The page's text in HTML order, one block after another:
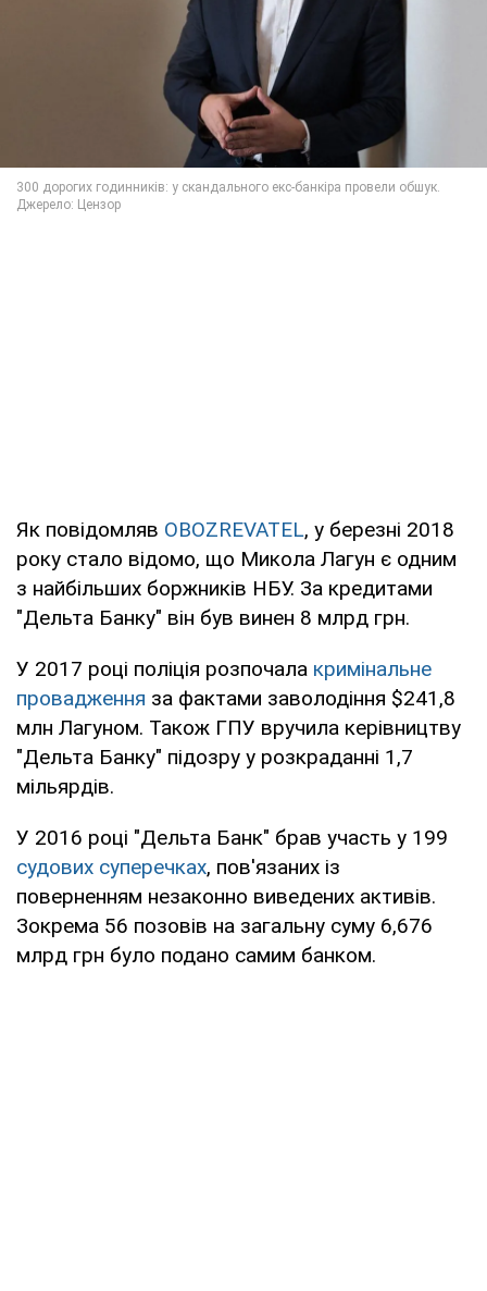
Як повідомляв OBOZREVATEL, у березні 2018
року стало відомо, що Микола Лагун є одним
з найбільших боржників НБУ. За кредитами
"Дельта Банку" він був винен 8 млрд грн.
У 2017 році поліція розпочала кримінальне
провадження за фактами заволодіння $241,8
млн Лагуном. Також ГПУ вручила керівництву
"Дельта Банку" підозру у розкраданні 1,7
мільярдів.
У 2016 році "Дельта Банк" брав участь у 199
судових суперечках, пов'язаних із
поверненням незаконно виведених активів.
Зокрема 56 позовів на загальну суму 6,676
млрд грн було подано самим банком.